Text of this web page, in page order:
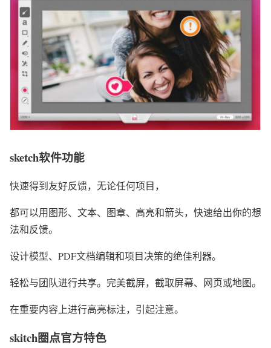
sketch软件功能
快速得到友好反馈，无论任何项目，
都可以用图形、文本、图章、高亮和箭头，快速给出你的想
法和反馈。
设计模型、PDF文档编辑和项目决策的绝佳利器。
轻松与团队进行共享。完美截屏，截取屏幕、网页或地图。
在重要内容上进行高亮标注，引起注意。
skitch圈点官方特色